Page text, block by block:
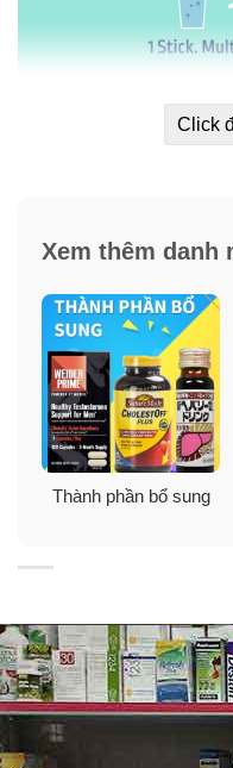
Tại sao bạn cần
➣ Dễ uống, vị ngon.
➣ Không hương liệu.
➣ 1 Gói có thể cấp nước
dùng mỗi nước lọc.
B12 và Vitamin C.
Click
Xem thêm danh
Thành phần bổ sung